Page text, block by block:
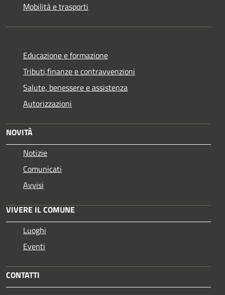
Mobilità e trasporti
Educazione e formazione
Tributi,finanze e contravvenzioni
Salute, benessere e assistenza
Autorizzazioni
NOVITÀ
Notizie
Comunicati
Avvisi
VIVERE IL COMUNE
Luoghi
Eventi
CONTATTI